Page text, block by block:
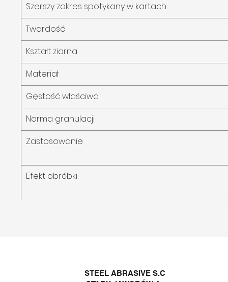
Szerszy zakres spotykany w kartach
Twardość
Kształt ziarna
Materiał
Gęstość właściwa
Norma granulacji
Zastosowanie
Efekt obróbki
STEEL ABRASIVE S.C